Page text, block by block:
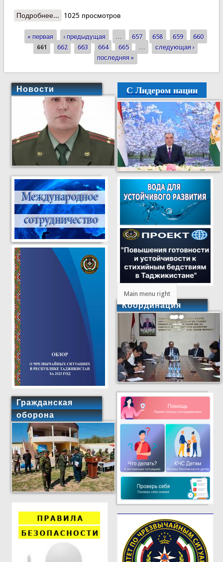
Подробнее... о Число инфицированных коронавирусом в мире
1025 просмотров
Страницы
« первая ‹ предыдущая … 657 658 659
660
661
662 663 664 665 …
следующая ›
последняя »
Новости
Гражданская
оборона
С Лидером нации
Main menu right
Координация